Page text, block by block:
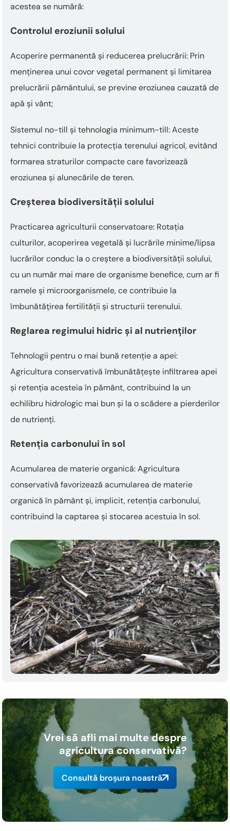
acestea se numără:
Controlul eroziunii solului
Acoperire permanentă și reducerea prelucrării: Prin
menținerea unui covor vegetal permanent și limitarea
prelucrării pământului, se previne eroziunea cauzată de
apă și vânt;
Sistemul no-till și tehnologia minimum-till: Aceste
tehnici contribuie la protecția terenului agricol, evitând
formarea straturilor compacte care favorizează
eroziunea și alunecările de teren.
Creșterea biodiversității solului
Practicarea agriculturii conservatoare: Rotația
culturilor, acoperirea vegetală și lucrările minime/lipsa
lucrărilor conduc la o creștere a biodiversității solului,
cu un număr mai mare de organisme benefice, cum ar fi
ramele și microorganismele, ce contribuie la
îmbunătățirea fertilității și structurii terenului.
Reglarea regimului hidric și al nutrienților
Tehnologii pentru o mai bună retenție a apei:
Agricultura conservativă îmbunătățește infiltrarea apei
și retenția acesteia în pământ, contribuind la un
echilibru hidrologic mai bun și la o scădere a pierderilor
de nutrienți.
Retenția carbonului în sol
Acumularea de materie organică: Agricultura
conservativă favorizează acumularea de materie
organică în pământ și, implicit, retenția carbonului,
contribuind la captarea și stocarea acestuia în sol.
Vrei să afli mai multe despre
agricultura conservativă?
Consultă broșura noastră